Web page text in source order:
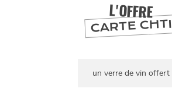
L'OFFRE
CARTE CHTI
un verre de vin offert